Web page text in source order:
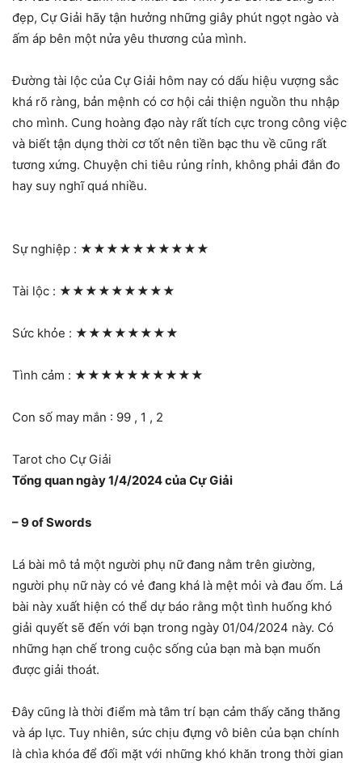
đẹp, Cự Giải hãy tận hưởng những giây phút ngọt ngào và
ấm áp bên một nửa yêu thương của mình.
Đường tài lộc của Cự Giải hôm nay có dấu hiệu vượng sắc
khá rõ ràng, bản mệnh có cơ hội cải thiện nguồn thu nhập
cho mình. Cung hoàng đạo này rất tích cực trong công việc
và biết tận dụng thời cơ tốt nên tiền bạc thu về cũng rất
tương xứng. Chuyện chi tiêu rủng rỉnh, không phải đắn đo
hay suy nghĩ quá nhiều.
Sự nghiệp : ★★★★★★★★★★
Tài lộc : ★★★★★★★★★
Sức khỏe : ★★★★★★★★
Tình cảm : ★★★★★★★★★★
Con số may mắn : 99 , 1 , 2
Tarot cho Cự Giải
Tổng quan ngày 1/4/2024 của Cự Giải
– 9 of Swords
Lá bài mô tả một người phụ nữ đang nằm trên giường,
người phụ nữ này có vẻ đang khá là mệt mỏi và đau ốm. Lá
bài này xuất hiện có thể dự báo rằng một tình huống khó
giải quyết sẽ đến với bạn trong ngày 01/04/2024 này. Có
những hạn chế trong cuộc sống của bạn mà bạn muốn
được giải thoát.
Đây cũng là thời điểm mà tâm trí bạn cảm thấy căng thăng
và áp lực. Tuy nhiên, sức chịu đựng vô biên của bạn chính
là chìa khóa để đối mặt với những khó khăn trong thời gian